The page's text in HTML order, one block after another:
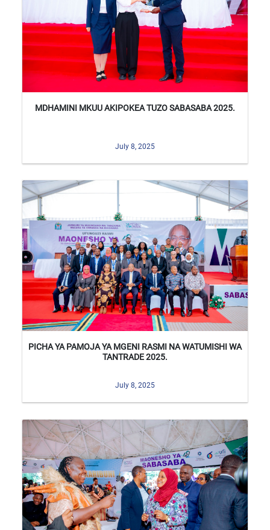
MDHAMINI MKUU AKIPOKEA TUZO SABASABA 2025.
July 8, 2025
PICHA YA PAMOJA YA MGENI RASMI NA WATUMISHI WA
TANTRADE 2025.
July 8, 2025